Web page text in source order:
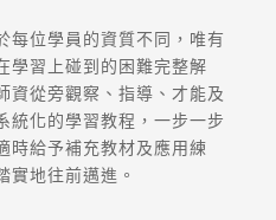
每位學員的資質不同，唯有
學習上碰到的困難完整解
資從旁觀察、指導、才能及
統化的學習教程，一步一步
時給予補充教材及應用練
實地往前邁進。